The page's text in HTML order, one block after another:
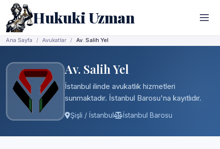
Hukuki Uzman
Ana Sayfa Avukatlar Av. Salih Yel
Av. Salih Yel
İstanbul ilinde avukatlık hizmetleri
sunmaktadır. İstanbul Barosu'na kayıtlıdır.
Şişli / İstanbul İstanbul Barosu